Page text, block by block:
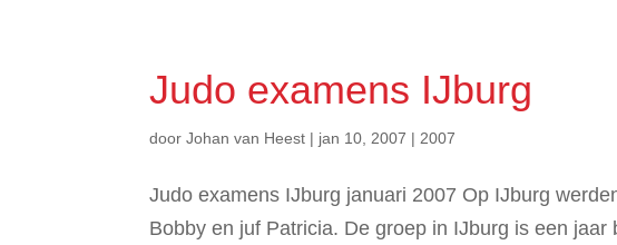
Judo examens IJburg
doorJohan van Heest | jan 10, 2007 |2007
Judo examens IJburg januari 2007 Op IJburg
Bobby en juf Patricia. De groep in IJburg is een